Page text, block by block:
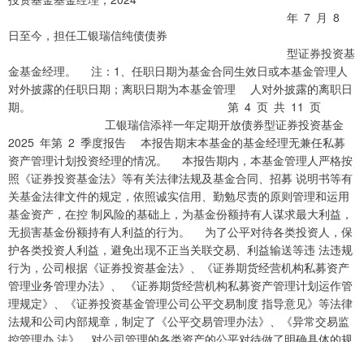
年 7 月 8
日至今，担任工银瑞信纯债债券
型证券投资基
金基金经理。 注：1、任职日期为基金合同生效日或本基金管理人
对外披露的任职日期；离职日期为本基金管理 人对外披露的离职日
期。 第 4 页 共 11 页
工银瑞信添祥一年定期开放债券型证券投资基金
2025 年第 2 季度报告 本报告期末本基金的基金经理无兼任私募
资产管理计划投资经理的情况。 本报告期内，本基金管理人严格按
照《证券投资基金法》等有关法律法规及基金合同、招募 说明书等有
关基金法律文件的规定，依照诚实信用、勤勉尽责的原则管理和运用
基金资产，在控 制风险的基础上，为基金份额持有人谋求最大利益，
无损害基金份额持有人利益的行为。 为了公平对待各类投资人，保
护各类投资人利益，避免出现不正当关联交易、利益输送等违 法违规
行为，公司根据《证券投资基金法》、《证券期货经营机构私募资产
管理业务管理办法》、 《证券期货经营机构私募资产管理计划运作管
理规定》、《证券投资基金管理公司公平交易制度 指导意见》等法律
法规和公司内部规章，制定了《公平交易管理办法》、《异常交易监
控管理办 法》，对公司管理的各类资产的公平对待做了明确具体的规